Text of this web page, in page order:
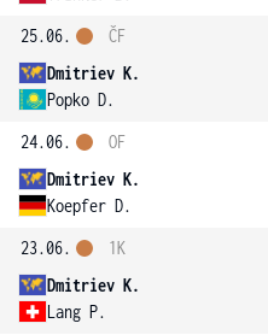
25.06.
Dmitriev K.
Popko D.
ČF
24.06.
Dmitriev K.
Koepfer D.
OF
23.06.
Dmitriev K.
Lang P.
1K